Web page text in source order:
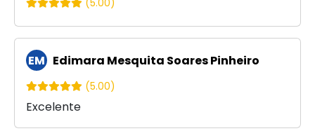
(5.00)
EM Edimara Mesquita Soares Pinheiro
(5.00)
Excelente